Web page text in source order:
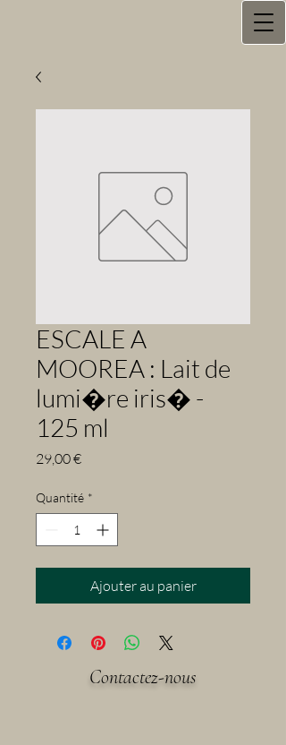
ESCALE A
MOOREA : Lait de
lumi�re iris� -
125 ml
29,00 €Prix
Quantité *
Ajouter au panier
Contactez-nous